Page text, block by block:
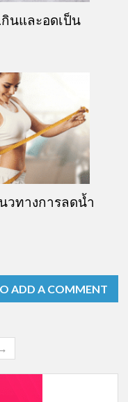
นและอดเป็น
วทางการลดน้ำ
ADD A COMMENT